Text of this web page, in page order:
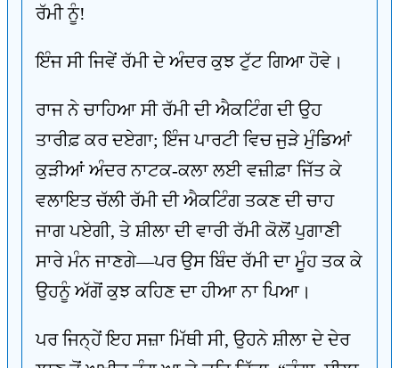
ਰੱਮੀ ਨੂੰ!
ਇੰਜ ਸੀ ਜਿਵੇਂ ਰੱਮੀ ਦੇ ਅੰਦਰ ਕੁਝ ਟੁੱਟ ਗਿਆ ਹੋਵੇ।
ਰਾਜ ਨੇ ਚਾਹਿਆ ਸੀ ਰੱਮੀ ਦੀ ਐਕਟਿੰਗ ਦੀ ਉਹ
ਤਾਰੀਫ਼ ਕਰ ਦਏਗਾ; ਇੰਜ ਪਾਰਟੀ ਵਿਚ ਜੁੜੇ ਮੁੰਡਿਆਂ
ਕੁੜੀਆਂ ਅੰਦਰ ਨਾਟਕ-ਕਲਾ ਲਈ ਵਜ਼ੀਫ਼ਾ ਜਿੱਤ ਕੇ
ਵਲਾਇਤ ਚੱਲੀ ਰੱਮੀ ਦੀ ਐਕਟਿੰਗ ਤਕਣ ਦੀ ਚਾਹ
ਜਾਗ ਪਏਗੀ, ਤੇ ਸ਼ੀਲਾ ਦੀ ਵਾਰੀ ਰੱਮੀ ਕੋਲੋਂ ਪੁਗਾਣੀ
ਸਾਰੇ ਮੰਨ ਜਾਣਗੇ—ਪਰ ਉਸ ਬਿੰਦ ਰੱਮੀ ਦਾ ਮੂੰਹ ਤਕ ਕੇ
ਉਹਨੂੰ ਅੱਗੋਂ ਕੁਝ ਕਹਿਣ ਦਾ ਹੀਆ ਨਾ ਪਿਆ।
ਪਰ ਜਿਨ੍ਹੇਂ ਇਹ ਸਜ਼ਾ ਮਿੱਥੀ ਸੀ, ਉਹਨੇ ਸ਼ੀਲਾ ਦੇ ਦੇਰ